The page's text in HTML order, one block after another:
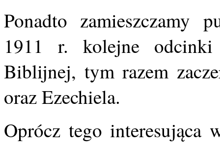
Ponadto zamieszczamy
1911 r. kolejne
Biblijnej, tym razem
oraz Ezechiela.
Oprócz tego interesująca